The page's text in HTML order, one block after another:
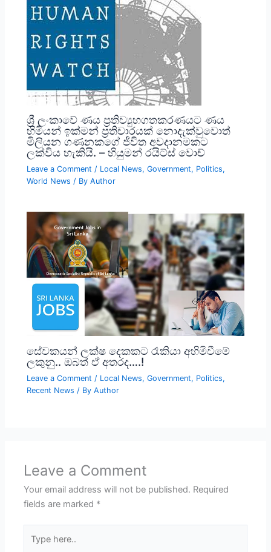
ශ්‍රී ලංකාවේ ණය ප්‍රතිව්‍යුහගතකරණයට ණය
හිමියන් ඉක්මන් ප්‍රතිචාරයක් නොදැක්වුවොත්
මිලියන ගණනකගේ ජීවිත අවදානමකට
ලක්විය හැකියි. – හියුමන් රයිට්ස් වොච්
Leave a Comment / Local News,Government, Politics,
World News / ByAuthor
සේවකයන් ලක්ෂ දෙකකට රෑකියා අහිමිවීමේ
ලකුනු.. ඔබත් ඒ අතරද….!
Leave a Comment / Local News,Government, Politics,
Recent News / ByAuthor
Leave a Comment
Your email address will not be published. Required
fields are marked *
here..